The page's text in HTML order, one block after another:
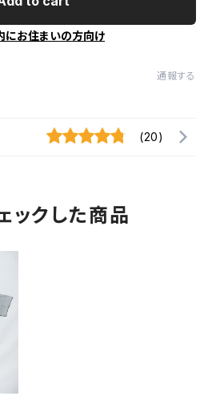
にお住まいの方向け
通報する
(20)
ックした商品